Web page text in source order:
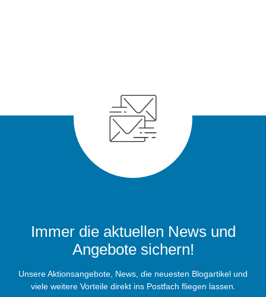
Immer die aktuellen News und
Angebote sichern!
Unsere Aktionsangebote, News, die neuesten Blogartikel und
viele weitere Vorteile direkt ins Postfach fliegen lassen.